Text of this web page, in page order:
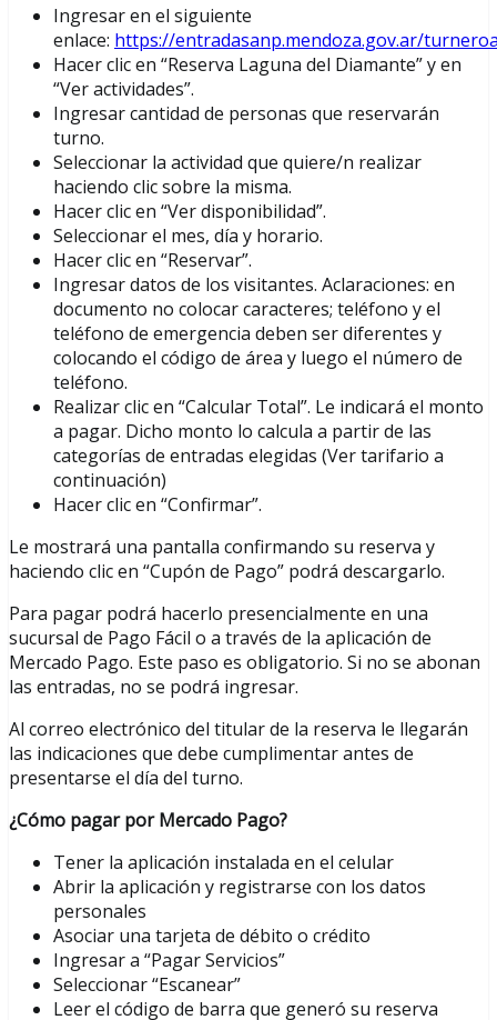
Ingresar en el siguiente
enlace: https://entradasanp.mendoza.gov.ar/
Hacer clic en “Reserva Laguna del Diamante” y en
“Ver actividades”.
Ingresar cantidad de personas que reservarán
turno.
Seleccionar la actividad que quiere/n realizar
haciendo clic sobre la misma.
Hacer clic en “Ver disponibilidad”.
Seleccionar el mes, día y horario.
Hacer clic en “Reservar”.
Ingresar datos de los visitantes. Aclaraciones: en
documento no colocar caracteres; teléfono y el
teléfono de emergencia deben ser diferentes y
colocando el código de área y luego el número de
teléfono.
Realizar clic en “Calcular Total”. Le indicará el monto
a pagar. Dicho monto lo calcula a partir de las
categorías de entradas elegidas (Ver tarifario a
continuación)
Hacer clic en “Confirmar”.
Le mostrará una pantalla confirmando su reserva y
haciendo clic en “Cupón de Pago” podrá descargarlo.
Para pagar podrá hacerlo presencialmente en una
sucursal de Pago Fácil o a través de la aplicación de
Mercado Pago. Este paso es obligatorio. Si no se abonan
las entradas, no se podrá ingresar.
Al correo electrónico del titular de la reserva le llegarán
las indicaciones que debe cumplimentar antes de
presentarse el día del turno.
¿Cómo pagar por Mercado Pago?
Tener la aplicación instalada en el celular
Abrir la aplicación y registrarse con los datos
personales
Asociar una tarjeta de débito o crédito
Ingresar a “Pagar Servicios”
Seleccionar “Escanear”
Leer el código de barra que generó su reserva